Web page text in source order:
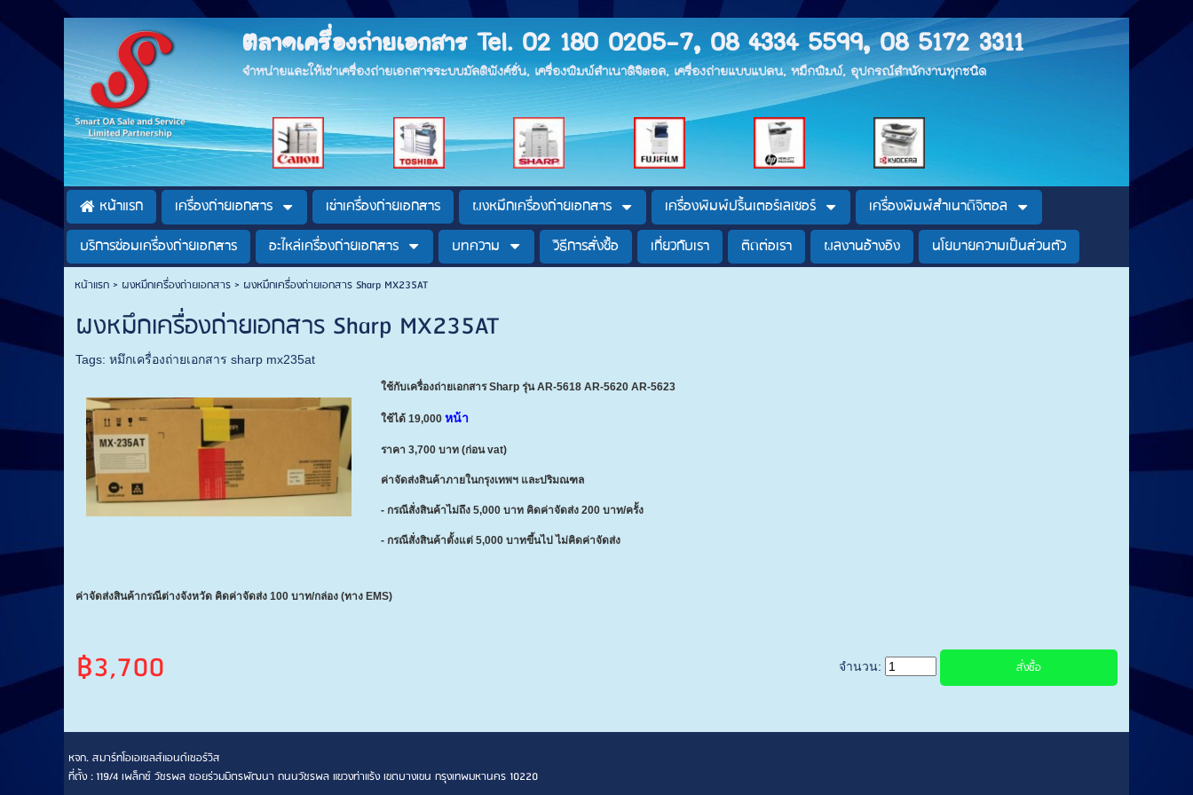
ตลาดเครื่องถ่ายเอกสาร Tel. 02 180 0205-7, 08 4334 5599, 08 5172 3311
จำหน่ายและให้เช่าเครื่องถ่ายเอกสารระบบมัลติฟังค์ชั่น, เครื่องพิมพ์สำเนาดิจิตอล, เครื่องถ่ายแบบแปลน, หมึกพิมพ์, อุปกรณ์สำนักงานทุกชนิด
หน้าแรก เครื่องถ่ายเอกสาร เช่าเครื่องถ่ายเอกสาร ผงหมึกเครื่องถ่ายเอกสาร เครื่องพิมพ์ปริ้นเตอร์เลเซอร์
เครื่องพิมพ์สำเนาดิจิตอล
บริการซ่อมเครื่องถ่ายเอกสาร
อะไหล่เครื่องถ่ายเอกสาร บทความ วิธีการสั่งซื้อ เกี่ยวกับเรา ติดต่อเรา ผลงานอ้างอิง นโยบายความเป็นส่วนตัว
หน้าแรก> ผงหมึกเครื่องถ่ายเอกสาร> ผงหมึกเครื่องถ่ายเอกสาร Sharp MX235AT
ผงหมึกเครื่องถ่ายเอกสาร Sharp MX235AT
Tags: หมึกเครื่องถ่ายเอกสาร sharp mx235at
ใช้กับเครื่องถ่ายเอกสาร Sharp รุ่น AR-5618 AR-5620 AR-5623
ใช้ได้ 19,000หน้า
ราคา 3,700 บาท (ก่อน vat)
ค่าจัดส่งสินค้าภายในกรุงเทพฯ และปริมณฑล
- กรณีสั่งสินค้าไม่ถึง 5,000 บาท คิดค่าจัดส่ง 200 บาท/ครั้ง
- กรณีสั่งสินค้าตั้งแต่5,000 บาทขึ้นไป ไม่คิดค่าจัดส่ง
ค่าจัดส่งสินค้ากรณีต่างจังหวัด คิดค่าจัดส่ง100 บาท/กล่อง (ทาง EMS)
฿3,700 จำนวน:
หจก. สมาร์ทโอเอเซลส์แอนด์เซอร์วิส
ที่ตั้ง : 119/4 เพล็กซ์ วัชรพล ซอยร่วมมิตรพัฒนา ถนนวัชรพล แขวงท่าแร้ง เขตบางเขน กรุงเทพมหานคร 10220